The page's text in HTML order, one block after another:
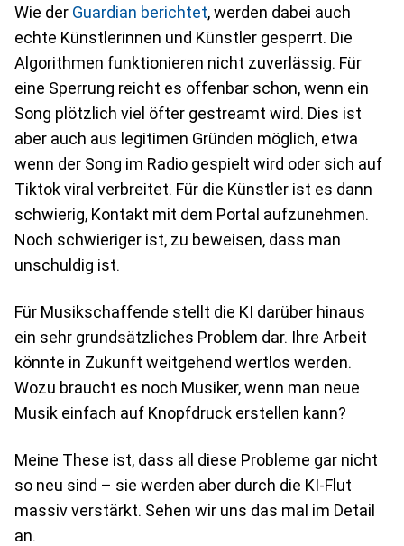
Wie der Guardian berichtet, werden dabei auch
echte Künstlerinnen und Künstler gesperrt. Die
Algorithmen funktionieren nicht zuverlässig. Für
eine Sperrung reicht es offenbar schon, wenn ein
Song plötzlich viel öfter gestreamt wird. Dies ist
aber auch aus legitimen Gründen möglich, etwa
wenn der Song im Radio gespielt wird oder sich auf
Tiktok viral verbreitet. Für die Künstler ist es dann
schwierig, Kontakt mit dem Portal aufzunehmen.
Noch schwieriger ist, zu beweisen, dass man
unschuldig ist.
Für Musikschaffende stellt die KI darüber hinaus
ein sehr grundsätzliches Problem dar. Ihre Arbeit
könnte in Zukunft weitgehend wertlos werden.
Wozu braucht es noch Musiker, wenn man neue
Musik einfach auf Knopfdruck erstellen kann?
Meine These ist, dass all diese Probleme gar nicht
so neu sind – sie werden aber durch die KI-Flut
massiv verstärkt. Sehen wir uns das mal im Detail
an.